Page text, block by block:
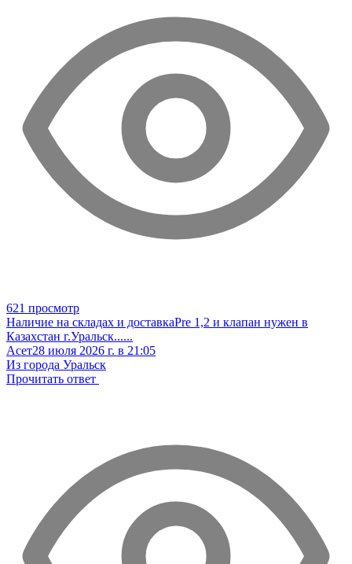
621 просмотр
Наличие на складах и доставкаPre 1,2 и клапан нужен в
Казахстан г.Уральск......
Асет28 июля 2026 г. в 21:05
Из города Уральск
Прочитать ответ